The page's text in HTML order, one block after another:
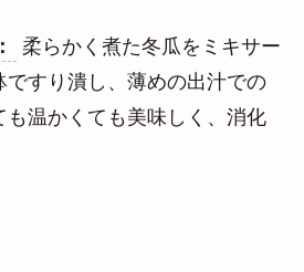
柔らかく煮た冬瓜をミキサー
ですり潰し、薄めの出汁での
も温かくても美味しく、消化